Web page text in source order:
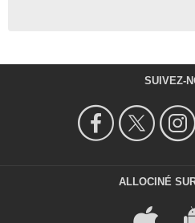
SUIVEZ-
ALLOCINÉ